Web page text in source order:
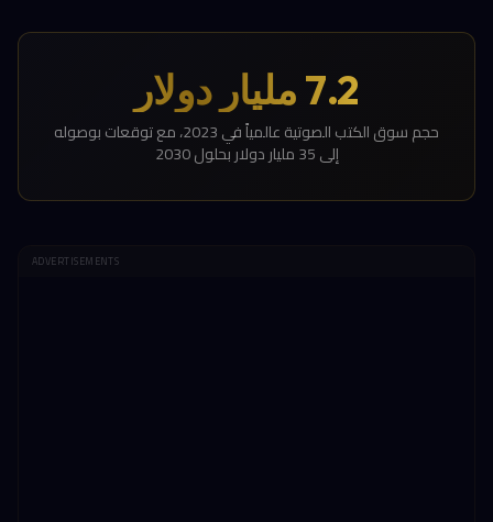
7.2 مليار دولار
حجم سوق الكتب الصوتية عالمياً في 2023، مع توقعات بوصوله
إلى 35 مليار دولار بحلول 2030
ADVERTISEMENTS